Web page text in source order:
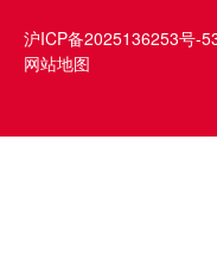
沪ICP备2025136253号-
网站地图